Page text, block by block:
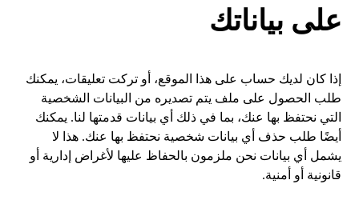
على بياناتك
إذا كان لديك حساب على هذا الموقع، أو تركت تعليقات، يمكنك
طلب الحصول على ملف يتم تصديره من البيانات الشخصية
التي نحتفظ بها عنك، بما في ذلك أي بيانات قدمتها لنا. يمكنك
أيضًا طلب حذف أي بيانات شخصية نحتفظ بها عنك. هذا لا
يشمل أي بيانات نحن ملزمون بالحفاظ عليها لأغراض إدارية أو
قانونية أو أمنية.